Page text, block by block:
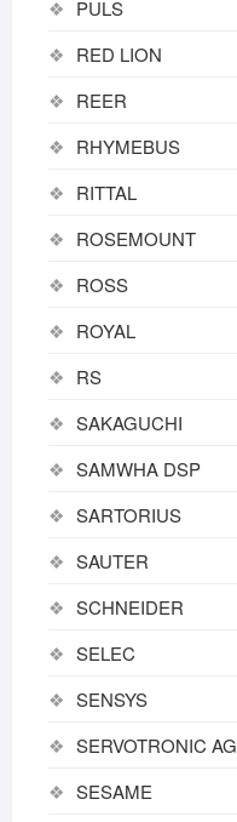
PULS
RED LION
REER
RHYMEBUS
RITTAL
ROSEMOUNT
ROSS
ROYAL
RS
SAKAGUCHI
SAMWHA DSP
SARTORIUS
SAUTER
SCHNEIDER
SELEC
SENSYS
SERVOTRONIC AG
SESAME